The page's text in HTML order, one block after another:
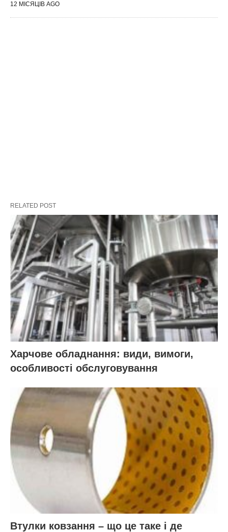
12 МІСЯЦІВ AGO
RELATED POST
Харчове обладнання: види, вимоги,
особливості обслуговування
Втулки ковзання – що це таке і де